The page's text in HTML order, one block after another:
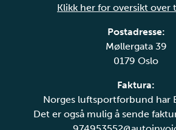
Klikk her for oversikt over
Postadresse:
Møllergata 39
0179 Oslo
Faktura:
Norges luftsportforbund har
Det er også mulig å sende